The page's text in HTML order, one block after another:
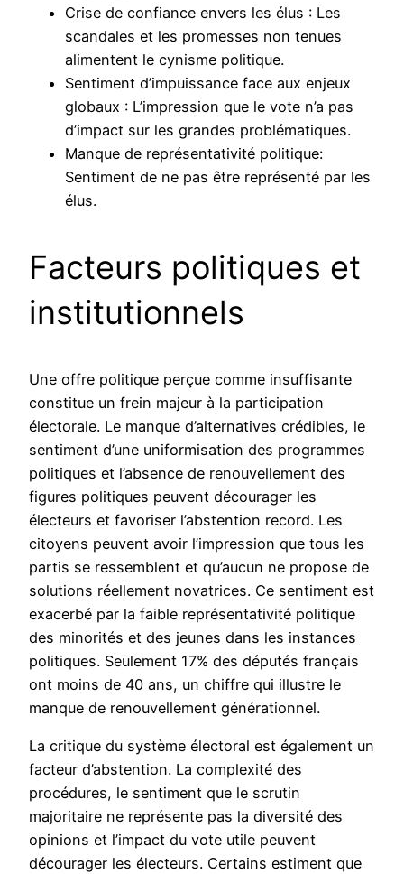
Crise de confiance envers les élus : Les
scandales et les promesses non tenues
alimentent le cynisme politique.
Sentiment d’impuissance face aux enjeux
globaux : L’impression que le vote n’a pas
d’impact sur les grandes problématiques.
Manque de représentativité politique:
Sentiment de ne pas être représenté par les
élus.
Facteurs politiques et
institutionnels
Une offre politique perçue comme insuffisante
constitue un frein majeur à la participation
électorale. Le manque d’alternatives crédibles, le
sentiment d’une uniformisation des programmes
politiques et l’absence de renouvellement des
figures politiques peuvent décourager les
électeurs et favoriser l’abstention record. Les
citoyens peuvent avoir l’impression que tous les
partis se ressemblent et qu’aucun ne propose de
solutions réellement novatrices. Ce sentiment est
exacerbé par la faible représentativité politique
des minorités et des jeunes dans les instances
politiques. Seulement 17% des députés français
ont moins de 40 ans, un chiffre qui illustre le
manque de renouvellement générationnel.
La critique du système électoral est également un
facteur d’abstention. La complexité des
procédures, le sentiment que le scrutin
majoritaire ne représente pas la diversité des
opinions et l’impact du vote utile peuvent
décourager les électeurs. Certains estiment que